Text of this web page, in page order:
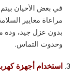
في بعض الأحيان
مراعاة معايير
بدون عزل جيد، وده
وحدوث التماس.
استخدام أجهزة